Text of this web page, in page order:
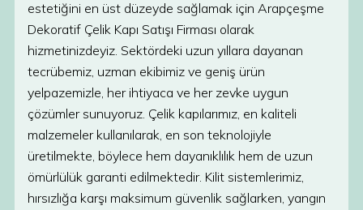
estetiğini en üst düzeyde sağlamak için Arapçeşme
Dekoratif Çelik Kapı Satışı Firması olarak
hizmetinizdeyiz. Sektördeki uzun yıllara dayanan
tecrübemiz, uzman ekibimiz ve geniş ürün
yelpazemizle, her ihtiyaca ve her zevke uygun
çözümler sunuyoruz. Çelik kapılarımız, en kaliteli
malzemeler kullanılarak, en son teknolojiyle
üretilmekte, böylece hem dayanıklılık hem de uzun
ömürlülük garanti edilmektedir. Kilit sistemlerimiz,
hırsızlığa karşı maksimum güvenlik sağlarken, yangın